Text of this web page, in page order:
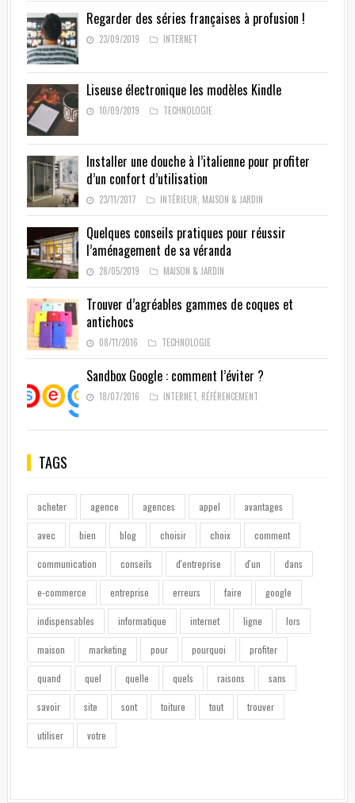
Regarder des séries françaises à profusion !
23/09/2019 INTERNET
Liseuse électronique les modèles Kindle
10/09/2019 TECHNOLOGIE
Installer une douche à l’italienne pour profiter
d’un confort d’utilisation
23/11/2017 INTÉRIEUR, MAISON & JARDIN
Quelques conseils pratiques pour réussir
l’aménagement de sa véranda
28/05/2019 MAISON & JARDIN
Trouver d’agréables gammes de coques et
antichocs
08/11/2016 TECHNOLOGIE
Sandbox Google : comment l’éviter ?
18/07/2016 INTERNET, RÉFÉRENCEMENT
TAGS
acheter agence agences appel avantages
avec bien blog choisir choix comment
communication conseils d'entreprise d'un dans
e-commerce entreprise erreurs faire google
indispensables informatique internet ligne lors
maison marketing pour pourquoi profiter
quand quel quelle quels raisons sans
savoir site sont toiture tout trouver
utiliser votre